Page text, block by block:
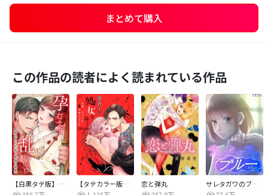
まとめて購入
この作品の読者によく読まれている作品
【白黒タテ版】孕むまで乱れいけ～身代わり花嫁と軍服の猛愛
【タテカラー版】漣蒼士に処女を捧ぐ～さあ、じっくり愛でましょうか
恋と弾丸
サレタガワのブルー【タテヨミ】